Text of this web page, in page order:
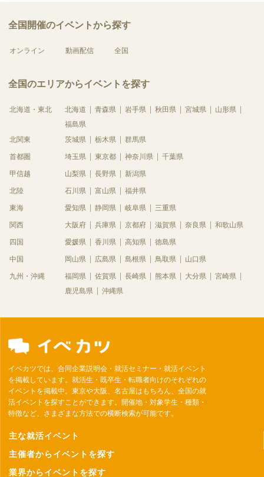
全国開催のイベントから探す
オンライン 動画配信 全国
全国のエリアからイベントを探す
北海道・東北 北海道 青森県 岩手県 秋田県 宮城県
山形県
福島県
北関東
茨城県 栃木県 群馬県
首都圏 埼玉県 東京都 神奈川県 千葉県
甲信越 山梨県 長野県 新潟県
北陸 石川県 富山県 福井県
東海 愛知県 静岡県 岐阜県 三重県
関西 大阪府 兵庫県 京都府 滋賀県 奈良県 和歌山県
四国 愛媛県 香川県 高知県 徳島県
中国 岡山県 広島県 島根県 鳥取県 山口県
九州・沖縄 福岡県 佐賀県 長崎県 熊本県 大分県
宮崎県
鹿児島県
沖縄県
イベカツでは、合同企業説明会・就活セミナー・就活イベント
を掲載しています。就活生・既卒生・転職者向けのそれぞれの
イベントを掲載中。東京や大阪、名古屋はもちろん、全国の就
活イベントを探すことができます。開催地・対象学生・種類・
特徴など、さまざまな方法での横断検索が可能です。
主な就活イベント
主催者からイベントを探す
業界からイベントを探す